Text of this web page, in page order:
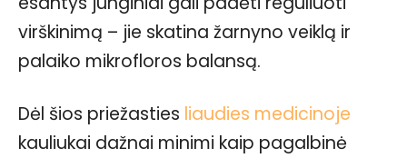
virškinimą – jie skatina žarnyno veiklą ir
palaiko mikrofloros balansą.
Dėl šios priežasties liaudies medicinoje
kauliukai dažnai minimi kaip pagalbinė